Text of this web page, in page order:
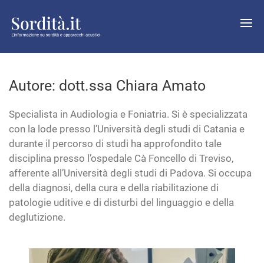
Autore: dott.ssa Chiara Amato
Specialista in Audiologia e Foniatria. Si è specializzata
con la lode presso l’Università degli studi di Catania e
durante il percorso di studi ha approfondito tale
disciplina presso l’ospedale Cà Foncello di Treviso,
afferente all’Università degli studi di Padova. Si occupa
della diagnosi, della cura e della riabilitazione di
patologie uditive e di disturbi del linguaggio e della
deglutizione.